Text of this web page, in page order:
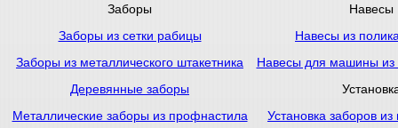
Заборы
Навесы
Заборы из сетки рабицы
Навесы из
Заборы из металлического штакетника
Навесы для машины из
Деревянные заборы
Металлические заборы из профнастила
Установка заборов